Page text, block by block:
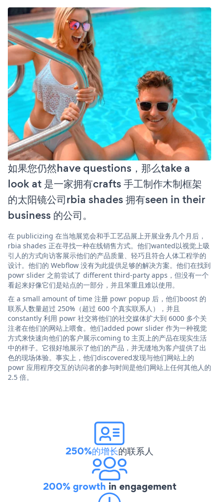
如果您仍然have questions，那么take a
look at 是一家拥有crafts 手工制作木制框架
的太阳镜公司rbia shades 拥有seen in their
business 的公司。
在 publicizing 在当地展览会和手工艺品展上开展业务几个月后，
rbia shades 正在寻找一种在线销售方式。他们wanted以视觉上吸
引人的方式向访客展示他们的产品质量、轻巧且符合人体工程学的
设计。他们的 Webflow 没有为此提供足够的解决方案。他们在找到
powr slider 之前尝试了 different third-party apps，但没有一个
看起来好像它们是站点的一部分，并且笨重且难以使用。
在 a small amount of time 注册 powr popup 后，他们boost 的
联系人数量超过 250%（超过 600 个真实联系人），并且
constantly 利用 powr 社交将他们的社交媒体扩大到 6000 多个关
注者在他们的网站上喂食。他们added powr slider 作为一种视觉
方式来快速向他们的客户展示coming to 主页上的产品在现实生活
中的样子。它很好地展示了他们的产品，并无缝地为客户提供了出
色的现场体验。事实上，他们discovered发现与他们网站上的
powr 应用程序交互的访问者的参与时间是他们网站上任何其他人的
2.5 倍。
250%的增长的联系人
200% growth in engagement